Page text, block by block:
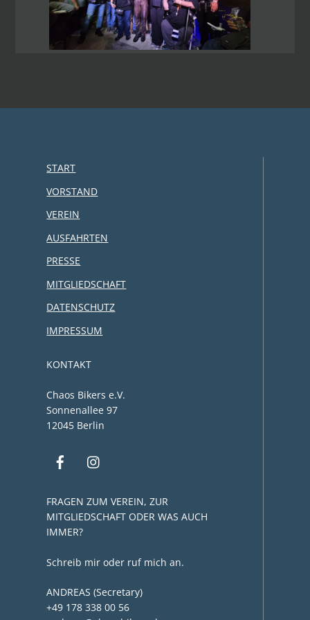
START
VORSTAND
VEREIN
AUSFAHRTEN
PRESSE
MITGLIEDSCHAFT
DATENSCHUTZ
IMPRESSUM
KONTAKT
Chaos Bikers e.V.
Sonnenallee 97
12045 Berlin
FRAGEN ZUM VEREIN, ZUR
MITGLIEDSCHAFT ODER WAS AUCH
IMMER?
Schreib mir oder ruf mich an.
ANDREAS (Secretary)
+49 178 338 00 56